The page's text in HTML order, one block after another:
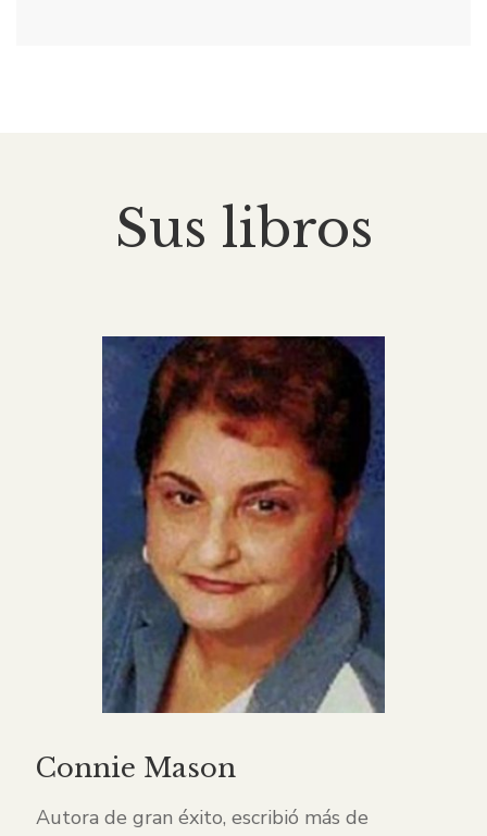
Sus libros
Connie Mason
Autora de gran éxito, escribió más de